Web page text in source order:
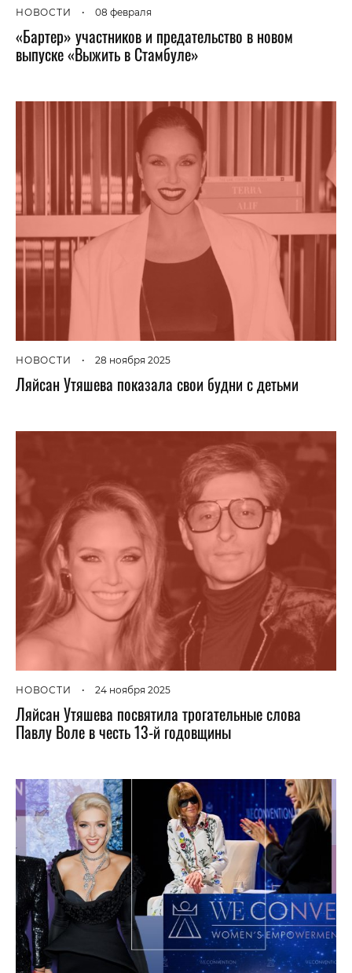
НОВОСТИ • 08 февраля
«Бартер» участников и предательство в новом
выпуске «Выжить в Стамбуле»
НОВОСТИ • 28 ноября 2025
Ляйсан Утяшева показала свои будни с детьми
НОВОСТИ • 24 ноября 2025
Ляйсан Утяшева посвятила трогательные слова
Павлу Воле в честь 13-й годовщины